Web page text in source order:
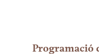
Programació